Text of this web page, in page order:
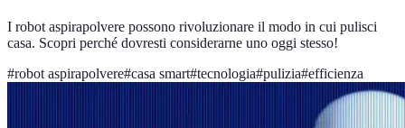
I robot aspirapolvere possono rivoluzionare il modo in cui pulisci
casa. Scopri perché dovresti considerarne uno oggi stesso!
#robot aspirapolvere#casa smart#tecnologia#pulizia#efficienza